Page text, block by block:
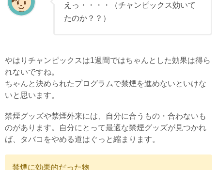
えっ・・・・（チャンピックス効いて
たのか？？）
やはりチャンピックスは1週間ではちゃんとした効果は得ら
れないですね。
ちゃんと決められたプログラムで禁煙を進めないといけな
いと思います。
禁煙グッズや禁煙外来には、自分に合うもの・合わないも
のがあります。自分にとって最適な禁煙グッズが見つかれ
ば、タバコをやめる道はぐっと縮まります。
禁煙に効果的だった物